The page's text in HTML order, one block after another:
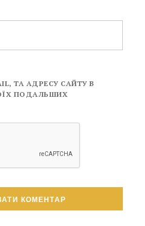
ТА АДРЕСУ САЙТУ В
ПОДАЛЬШИХ